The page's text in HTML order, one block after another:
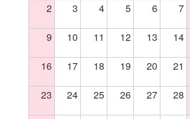
2 3 4 5 6 7
9 10 11 12 13 14
16 17 18 19 20 21
23 24 25 26 27 28